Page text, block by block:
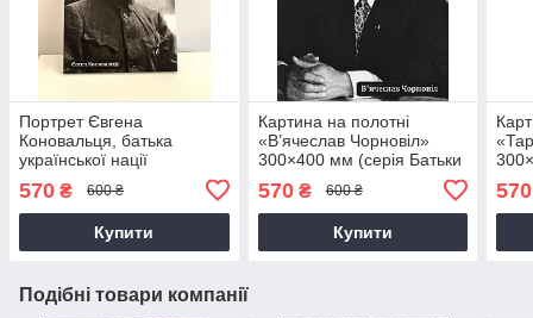
Портрет Євгена
Коновальця, батька
української нації
570 ₴ 600 ₴
Купити
Картина на полотні
«В’ячеслав Чорновіл»
300×400 мм (серія Батьки
570₴ 600 ₴
Купити
570
Подібні товари компанії